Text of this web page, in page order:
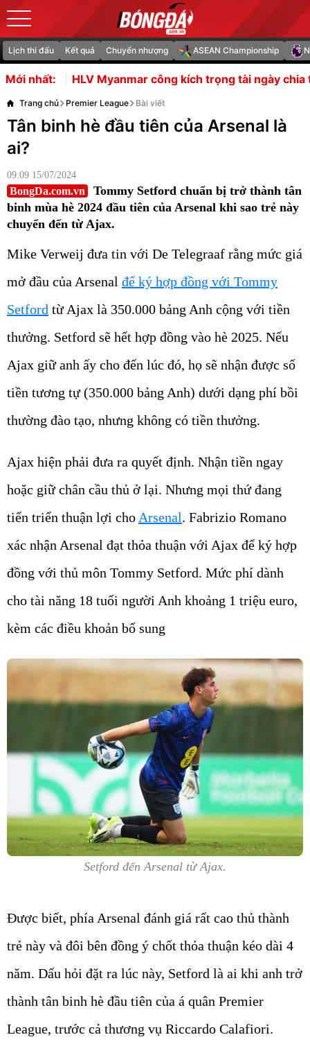
Lịch thi đấu Kết quả Chuyển nhượng ASEAN Championship
Mới nhất:công kích trọng tài ngày chia tay ASEAN Cup
Trang chủ Premier League Bài viết
Tân binh hè đầu tiên của Arsenal là
ai?
09:09 15/07/2024
BongDa.com.vn
Tommy Setford chuẩn bị trở thành tân
binh mùa hè 2024 đầu tiên của Arsenal khi sao trẻ này
chuyển đến từ Ajax.
Mike Verweij đưa tin với De Telegraaf rằng mức giá
mở đầu của Arsenal để ký hợp đồng với Tommy
Setford từ Ajax là 350.000 bảng Anh cộng với tiền
thưởng. Setford sẽ hết hợp đồng vào hè 2025. Nếu
Ajax giữ anh ấy cho đến lúc đó, họ sẽ nhận được số
tiền tương tự (350.000 bảng Anh) dưới dạng phí bồi
thường đào tạo, nhưng không có tiền thưởng.
Ajax hiện phải đưa ra quyết định. Nhận tiền ngay
hoặc giữ chân cầu thủ ở lại. Nhưng mọi thứ đang
tiến triển thuận lợi cho Arsenal. Fabrizio Romano
xác nhận Arsenal đạt thỏa thuận với Ajax để ký hợp
đồng với thủ môn Tommy Setford. Mức phí dành
cho tài năng 18 tuổi người Anh khoảng 1 triệu euro,
kèm các điều khoản bổ sung
Setford đến Arsenal từ Ajax.
Được biết, phía Arsenal đánh giá rất cao thủ thành
trẻ này và đôi bên đồng ý chốt thỏa thuận kéo dài 4
năm. Dấu hỏi đặt ra lúc này, Setford là ai khi anh trở
thành tân binh hè đầu tiên của á quân Premier
League, trước cả thương vụ Riccardo Calafiori.